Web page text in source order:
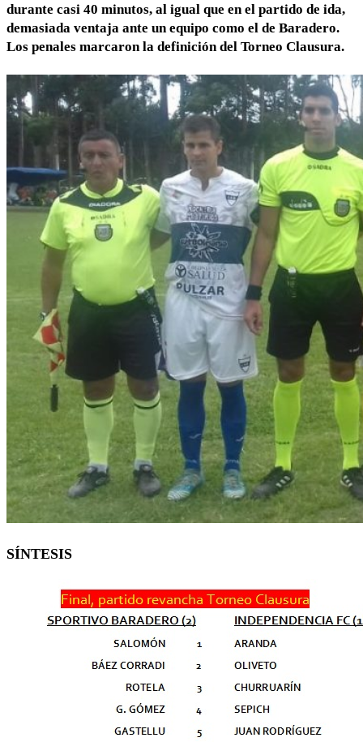
durante casi 40 minutos, al igual que en el partido de ida,
demasiada ventaja ante un equipo como el de Baradero.
Los penales marcaron la definición del Torneo Clausura.
SÍNTESIS